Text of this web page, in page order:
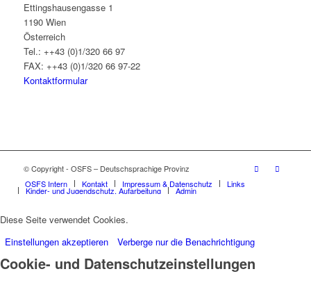
Ettingshausengasse 1
1190 Wien
Österreich
Tel.: ++43 (0)1/320 66 97
FAX: ++43 (0)1/320 66 97-22
Kontaktformular
© Copyright - OSFS – Deutschsprachige Provinz
OSFS Intern
Kontakt Impressum & Datenschutz Links
Kinder- und Jugendschutz, Aufarbeitung Admin
Diese Seite verwendet Cookies.
Einstellungen akzeptieren
Verberge nur die Benachrichtigung
Cookie- und Datenschutzeinstellungen